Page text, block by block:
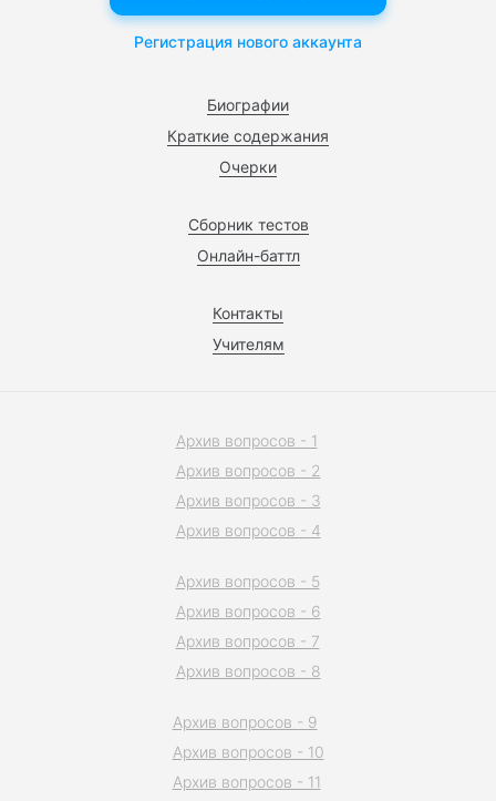
Биографии
Краткие содержания
Очерки
Сборник тестов
Онлайн-баттл
Контакты
Учителям
Регистрация нового аккаунта
Архив вопросов - 1
Архив вопросов - 2
Архив вопросов - 3
Архив вопросов - 4
Архив вопросов - 5
Архив вопросов - 6
Архив вопросов - 7
Архив вопросов - 8
Архив вопросов - 9
Архив вопросов - 10
Архив вопросов - 11